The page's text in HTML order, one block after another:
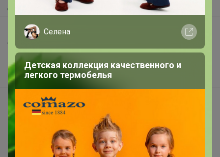
Доставка
Шоурумы
Торговые марки
Наша команда
В наличии
Подарочные сертификаты
Реклама на сайте
Поставщикам
Вакансии
Селена
Детская коллекция качественного и
легкого термобелья